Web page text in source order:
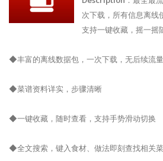
次下载，所有信息离线
支持一键收藏，摇一摇
◆丰富的离线数据包，一次下载，无后续流
◆菜谱资料详实，步骤清晰
◆一键收藏，随时查看，支持手势滑动切换
◆全文搜索，键入食材、做法即刻查找相关